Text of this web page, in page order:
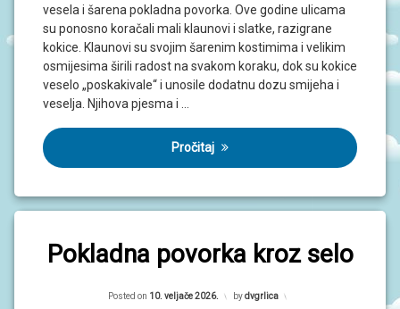
vesela i šarena pokladna povorka. Ove godine ulicama
su ponosno koračali mali klaunovi i slatke, razigrane
kokice. Klaunovi su svojim šarenim kostimima i velikim
osmijesima širili radost na svakom koraku, dok su kokice
veselo „poskakivale“ i unosile dodatnu dozu smijeha i
veselja. Njihova pjesma i …
Pročitaj
Pokladna povorka kroz selo
Posted on 10. veljače 2026. bydvgrlica